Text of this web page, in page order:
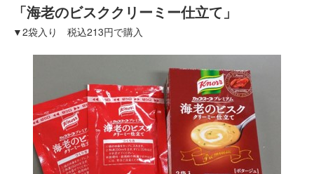
「海老のビスククリーミー仕立て」
▼2袋入り 税込213円で購入